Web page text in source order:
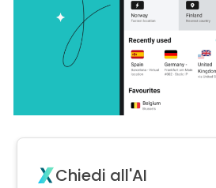
Chiedi all'AI